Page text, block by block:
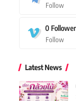
Follow
0
Follow
Latest News